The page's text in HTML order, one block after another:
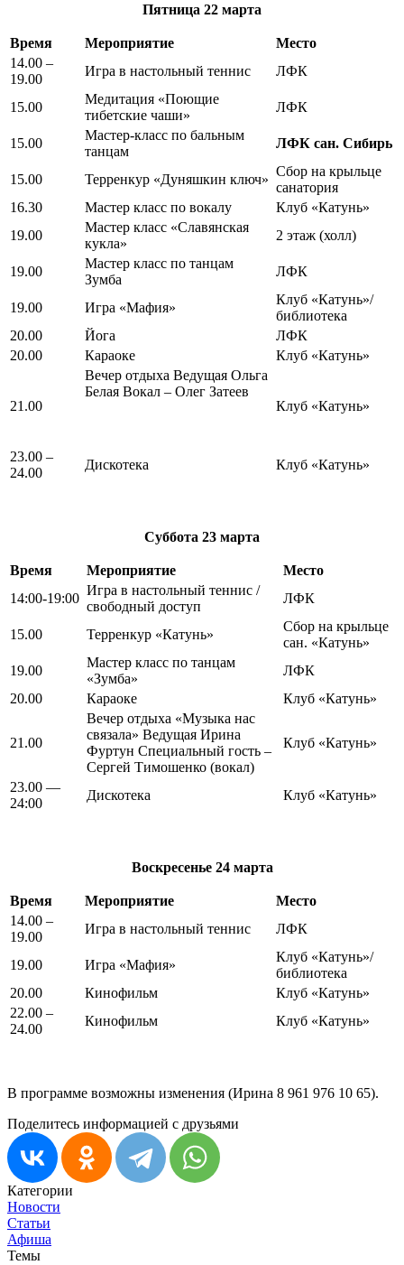
Пятница 22 марта
Время Мероприятие
Место
14.00 –
19.00
Игра в настольный теннис ЛФК
15.00
Медитация «Поющие
тибетские чаши»
ЛФК
15.00
Мастер-класс по бальным
танцам
ЛФК сан. Сибирь
15.00 Терренкур «Дуняшкин ключ»
Сбор на крыльце
санатория
16.30
Мастер класс по вокалу
Клуб «Катунь»
19.00
Мастер класс «Славянская
кукла»
2 этаж (холл)
19.00
Мастер класс по танцам
Зумба
ЛФК
19.00 Игра «Мафия»
Клуб «Катунь»/
библиотека
20.00
Йога
ЛФК
20.00
Караоке Клуб «Катунь»
21.00
Вечер отдыха Ведущая Ольга
Белая Вокал – Олег Затеев
Клуб «Катунь»
23.00 –
24.00
Дискотека Клуб «Катунь»
Суббота 23 марта
Время Мероприятие
Место
14:00-19:00
Игра в настольный теннис /
свободный доступ
ЛФК
15.00 Терренкур «Катунь»
Сбор на крыльце
сан. «Катунь»
19.00
Мастер класс по танцам
«Зумба»
ЛФК
20.00
Караоке Клуб «Катунь»
21.00
Вечер отдыха «Музыка нас
связала» Ведущая Ирина
Фуртун Специальный гость –
Сергей Тимошенко (вокал)
Клуб «Катунь»
23.00 —
24:00
Дискотека Клуб «Катунь»
Воскресенье 24 марта
Время Мероприятие
Место
14.00 –
19.00
Игра в настольный теннис ЛФК
19.00 Игра «Мафия»
Клуб «Катунь»/
библиотека
20.00
Кинофильм
Клуб «Катунь»
22.00 –
24.00
Кинофильм Клуб «Катунь»
В программе возможны изменения (Ирина 8 961 976 10 65).
Поделитесь информацией с друзьями
Категории
Новости
Статьи
Афиша
Темы